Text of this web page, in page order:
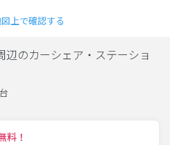
上で確認する
のカーシェア・ステーショ
料！